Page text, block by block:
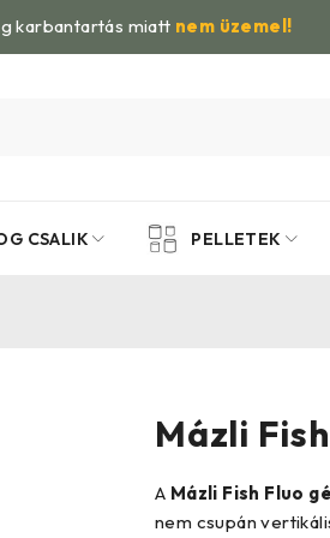
karbantartás miatt nem üzemel!
CSALIK PELLETEK
Mázli
A Mázli Fish Fluo
nem csupán